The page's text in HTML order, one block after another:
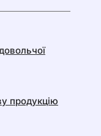
продукцію